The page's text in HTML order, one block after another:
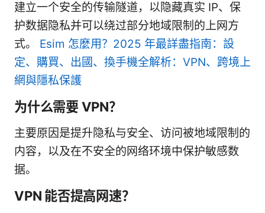
建立一个安全的传输隧道，以隐藏真实 IP、保
护数据隐私并可以绕过部分地域限制的上网方
式。 Esim 怎麼用？2025 年最詳盡指南：設
定、購買、出國、換手機全解析：VPN、跨境上
網與隱私保護
为什么需要 VPN？
主要原因是提升隐私与安全、访问被地域限制的
内容，以及在不安全的网络环境中保护敏感数
据。
VPN 能否提高网速？